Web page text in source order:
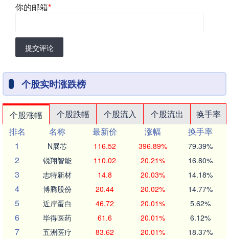
你的邮箱*
提交评论
个股实时涨跌榜
个股涨幅 个股跌幅 个股流入 个股流出
换手率
排名
名称 最新价 涨幅
换手率
1
N展芯 116.52 396.89% 79.39%
2 锐翔智能 110.02 20.21% 16.80%
3 志特新材 14.8 20.03% 14.18%
4 博腾股份 20.44 20.02% 14.77%
5 近岸蛋白 46.72 20.01% 5.62%
6 毕得医药 61.6 20.01% 6.12%
7 五洲医疗 83.62 20.01% 18.37%